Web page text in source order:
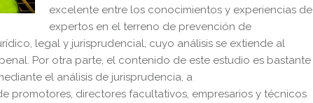
excelente entre los conocimientos y experiencias de
expertos en el terreno de prevención de
legal y jurisprudencial, cuyo análisis se extiende al
Por otra parte, el contenido de este estudio es bastante
el análisis de jurisprudencia, a
promotores, directores facultativos, empresarios y técnicos